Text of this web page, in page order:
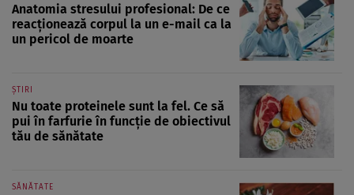
Anatomia stresului profesional: De ce
reacționează corpul la un e-mail ca la
un pericol de moarte
ȘTIRI
Nu toate proteinele sunt la fel. Ce să
pui în farfurie în funcție de obiectivul
tău de sănătate
SĂNĂTATE